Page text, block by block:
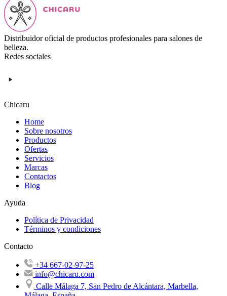
Distribuidor oficial de productos profesionales para salones de
belleza.
Redes sociales
Chicaru
Home
Sobre nosotros
Productos
Ofertas
Servicios
Marcas
Contactos
Blog
Ayuda
Política de Privacidad
Términos y condiciones
Contacto
+34 667-02-97-25
info@chicaru.com
Calle Málaga 7, San Pedro de Alcántara, Marbella,